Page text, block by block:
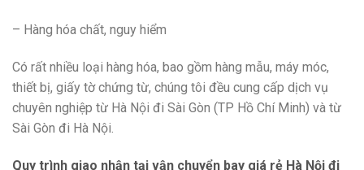
– Hàng hóa chất, nguy hiểm
Có rất nhiều loại hàng hóa, bao gồm hàng mẫu, máy móc,
thiết bị, giấy tờ chứng từ, chúng tôi đều cung cấp dịch vụ
chuyên nghiệp từ Hà Nội đi Sài Gòn (TP Hồ Chí Minh) và từ
Sài Gòn đi Hà Nội.
Quy trình giao nhận tại vận chuyển bay giá rẻ Hà Nội đi